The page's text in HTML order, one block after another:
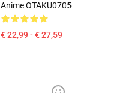
Anime OTAKU0705
€ 22,99 - € 27,59